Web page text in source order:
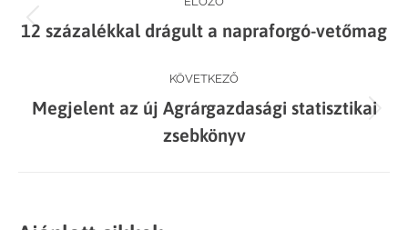
navigation
Previous
12 százalékkal drágult a napraforgó-vetőmag
KÖVETKEZŐ
Next
post:
Megjelent az új Agrárgazdasági statisztikai
zsebkönyv